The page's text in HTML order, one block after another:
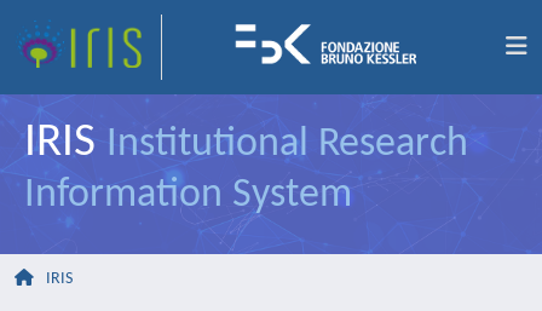
IRIS Institutional Research
Information System
IRIS